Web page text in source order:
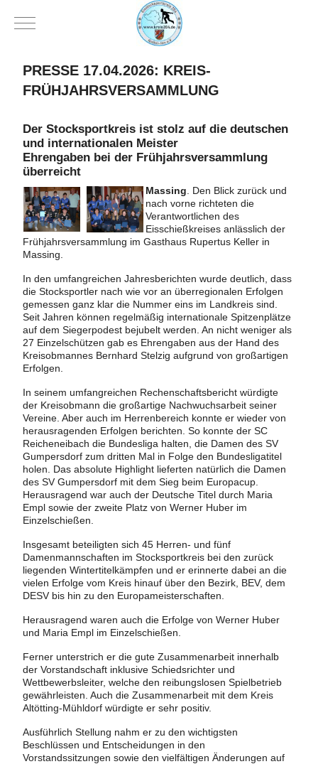
Mobile Menu Toggle
PRESSE 17.04.2026: KREIS-
FRÜHJAHRSVERSAMMLUNG
Der Stocksportkreis ist stolz auf die deutschen
und internationalen Meister
Ehrengaben bei der Frühjahrsversammlung
überreicht
Massing . Den Blick zurück und
nach vorne richteten die
Verantwortlichen des
Eisschießkreises anlässlich der
Frühjahrsversammlung im Gasthaus Rupertus Keller in
Massing.
In den umfangreichen Jahresberichten wurde deutlich, dass
die Stocksportler nach wie vor an überregionalen Erfolgen
gemessen ganz klar die Nummer eins im Landkreis sind.
Seit Jahren können regelmäßig internationale Spitzenplätze
auf dem Siegerpodest bejubelt werden. An nicht weniger als
27 Einzelschützen gab es Ehrengaben aus der Hand des
Kreisobmannes Bernhard Stelzig aufgrund von großartigen
Erfolgen.
In seinem umfangreichen Rechenschaftsbericht würdigte
der Kreisobmann die großartige Nachwuchsarbeit seiner
Vereine. Aber auch im Herrenbereich konnte er wieder von
herausragenden Erfolgen berichten. So konnte der SC
Reicheneibach die Bundesliga halten, die Damen des SV
Gumpersdorf zum dritten Mal in Folge den Bundesligatitel
holen. Das absolute Highlight lieferten natürlich die Damen
des SV Gumpersdorf mit dem Sieg beim Europacup.
Herausragend war auch der Deutsche Titel durch Maria
Empl sowie der zweite Platz von Werner Huber im
Einzelschießen.
Insgesamt beteiligten sich 45 Herren- und fünf
Damenmannschaften im Stocksportkreis bei den zurück
liegenden Wintertitelkämpfen und er erinnerte dabei an die
vielen Erfolge vom Kreis hinauf über den Bezirk, BEV, dem
DESV bis hin zu den Europameisterschaften.
Herausragend waren auch die Erfolge von Werner Huber
und Maria Empl im Einzelschießen.
Ferner unterstrich er die gute Zusammenarbeit innerhalb
der Vorstandschaft inklusive Schiedsrichter und
Wettbewerbsleiter, welche den reibungslosen Spielbetrieb
gewährleisten. Auch die Zusammenarbeit mit dem Kreis
Altötting-Mühldorf würdigte er sehr positiv.
Ausführlich Stellung nahm er zu den wichtigsten
Beschlüssen und Entscheidungen in den
Vorstandssitzungen sowie den vielfältigen Änderungen auf